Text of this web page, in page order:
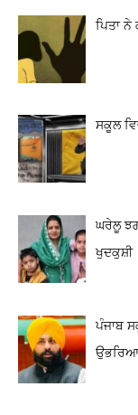
ਪਿਤਾ ਨੇ
ਸਕੂਲ
ਘਰੇਲੂ
ਖੁਦਕੁਸ਼ੀ
ਪੰਜਾਬ